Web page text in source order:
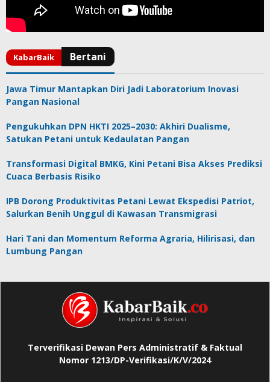
Jawa Timur Mantapkan Diri Jadi Laboratorium Inovasi
Pangan Nasional
Pengukuhkan DPN HKTI 2025–2030: Akhiri Dualisme,
Satukan Petani untuk Kedaulatan Pangan
Transformasi Digital BMKG, Kini Petani Bisa Akses Prediksi
Cuaca Berbasis Risiko
IPB Dorong Produktivitas Petani Lewat Ekspedisi Patriot,
Salurkan Benih Unggul di Kawasan Transmigrasi
Hari Tani dan Momentum Reforma Agraria, Hilirisasi, dan
Lumbung Pangan
Terverifikasi Dewan Pers Administratif & Faktual
Nomor 1213/DP-Verifikasi/K/V/2024